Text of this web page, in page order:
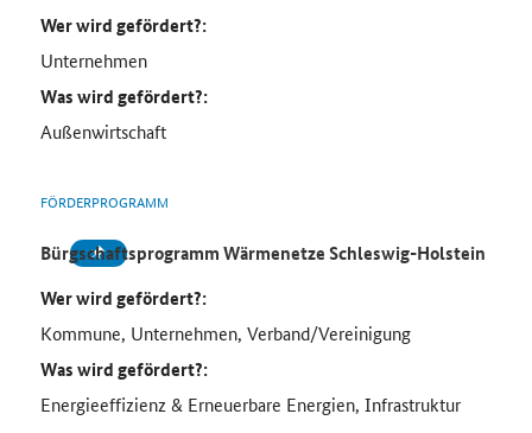
Wer wird gefördert?:
Unternehmen
Was wird gefördert?:
Außenwirtschaft
FÖRDERPROGRAMM
Bürgschaftsprogramm Wärmenetze Schleswig-Holstein
Wer wird gefördert?:
Kommune, Unternehmen, Verband/Vereinigung
Was wird gefördert?:
Energieeffizienz & Erneuerbare Energien, Infrastruktur